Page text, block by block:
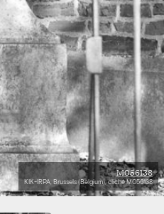
M056138
KIK-IRPA, Brussels (Belgium), cliché M056138